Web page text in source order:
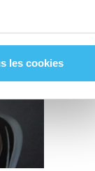
les cookies